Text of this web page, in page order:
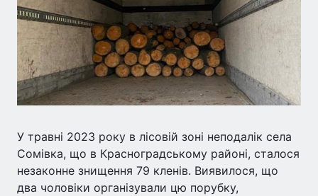
У травні 2023 року в лісовій зоні неподалік села
Сомівка, що в Красноградському районі, сталося
незаконне знищення 79 кленів. Виявилося, що
два чоловіки організували цю порубку,